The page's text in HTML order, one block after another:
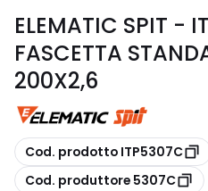
ELEMATIC SPIT -
FASCETTA
200X2,6
copia
Cod. prodotto ITP5307C
copia
Cod. produttore 5307C